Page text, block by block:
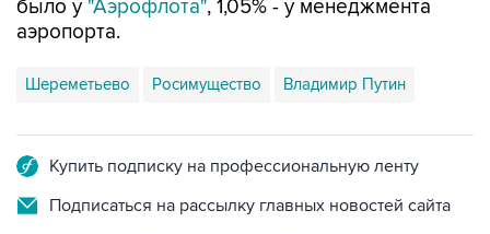
Шереметьево
Подписаться на рассылку главных новостей сайта
Получать оперативные новости в официальном
канале